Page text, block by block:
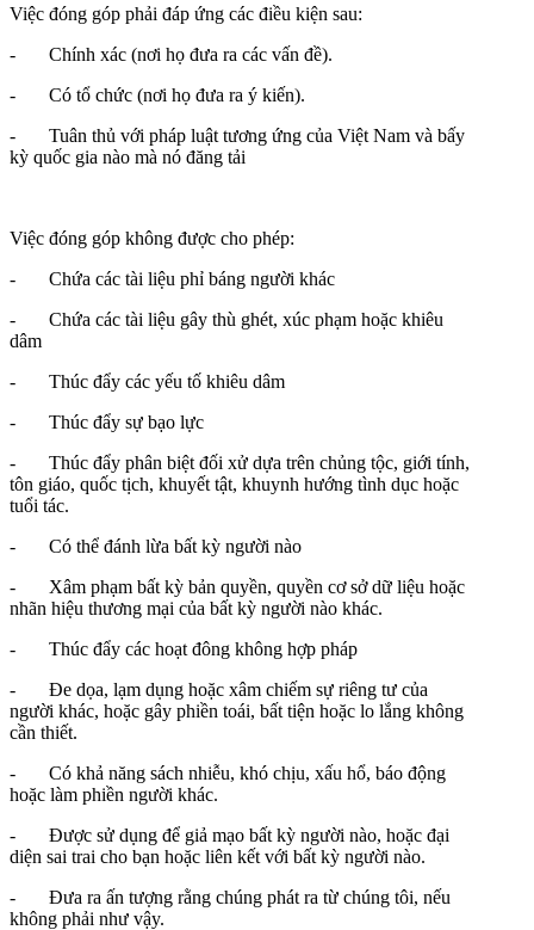
Việc đóng góp phải đáp ứng các điều kiện sau:
- Chính xác (nơi họ đưa ra các vấn đề).
- Có tổ chức (nơi họ đưa ra ý kiến).
- Tuân thủ với pháp luật tương ứng của Việt Nam và bấy
kỳ quốc gia nào mà nó đăng tải
Việc đóng góp không được cho phép:
- Chứa các tài liệu phỉ báng người khác
- Chứa các tài liệu gây thù ghét, xúc phạm hoặc khiêu
dâm
- Thúc đẩy các yếu tố khiêu dâm
- Thúc đẩy sự bạo lực
- Thúc đẩy phân biệt đối xử dựa trên chủng tộc, giới tính,
tôn giáo, quốc tịch, khuyết tật, khuynh hướng tình dục hoặc
tuổi tác.
- Có thể đánh lừa bất kỳ người nào
- Xâm phạm bất kỳ bản quyền, quyền cơ sở dữ liệu hoặc
nhãn hiệu thương mại của bất kỳ người nào khác.
- Thúc đẩy các hoạt đông không hợp pháp
- Đe dọa, lạm dụng hoặc xâm chiếm sự riêng tư của
người khác, hoặc gây phiền toái, bất tiện hoặc lo lắng không
cần thiết.
- Có khả năng sách nhiễu, khó chịu, xấu hổ, báo động
hoặc làm phiền người khác.
- Được sử dụng để giả mạo bất kỳ người nào, hoặc đại
diện sai trai cho bạn hoặc liên kết với bất kỳ người nào.
- Đưa ra ấn tượng rằng chúng phát ra từ chúng tôi, nếu
không phải như vậy.